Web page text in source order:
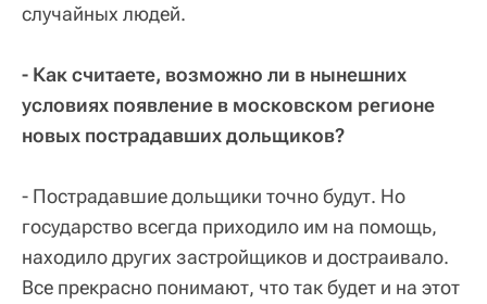
случайных людей.
- Как считаете, возможно ли в нынешних
условиях появление в московском регионе
новых пострадавших дольщиков?
- Пострадавшие дольщики точно будут. Но
государство всегда приходило им на помощь,
находило других застройщиков и достраивало.
Все прекрасно понимают, что так будет и на этот